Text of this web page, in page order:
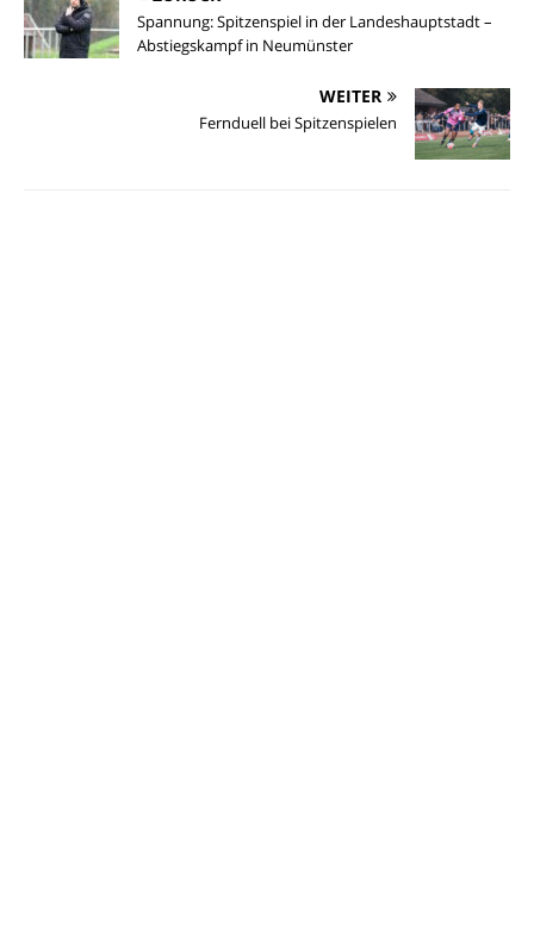
Spannung: Spitzenspiel in der Landeshauptstadt –
Abstiegskampf in Neumünster
WEITER
Fernduell bei Spitzenspielen